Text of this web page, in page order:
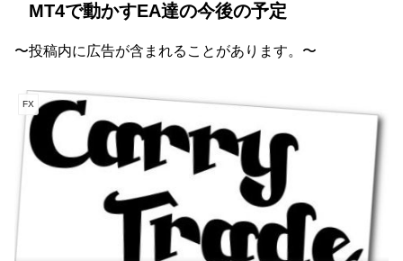
MT4で動かすEA達の今後の予定
〜投稿内に広告が含まれることがあります。〜
FX